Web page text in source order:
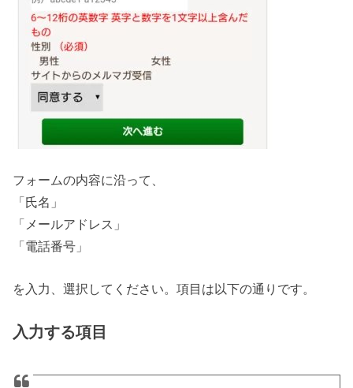
フォームの内容に沿って、
「氏名」
「メールアドレス」
「電話番号」
を入力、選択してください。項目は以下の通りです。
入力する項目